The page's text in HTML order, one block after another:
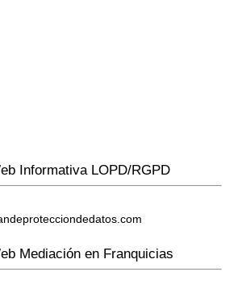
Informativa LOPD/RGPD
Mediación en Franquicias